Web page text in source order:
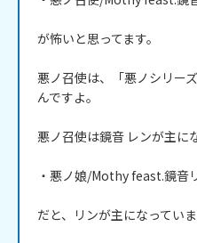
が怖いと思ってます。
悪ノ召使は、「悪ノシリー
んですよ。
悪ノ召使は鏡音 レンが主に
・悪ノ娘/Mothy feast.鏡音
だと、リンが主になっていま